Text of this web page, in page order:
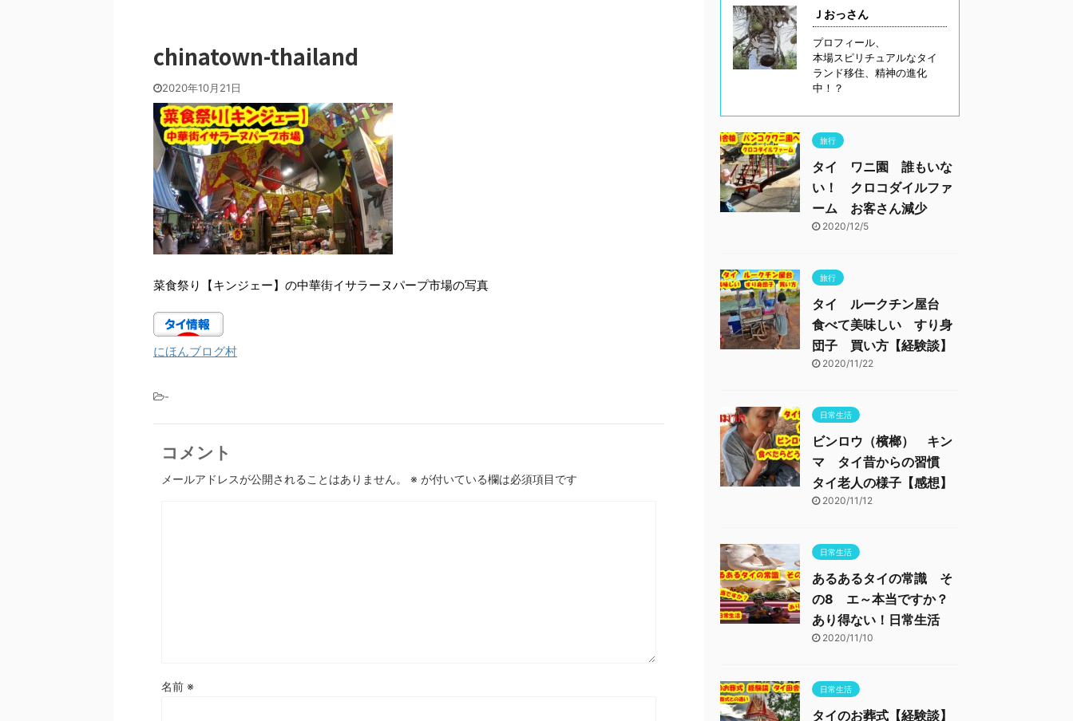
chinatown-thailand
2020年10月21日
菜食祭り【キンジェー】の中華街イサラーヌパープ市場の写真
にほんブログ村
-
コメント
メールアドレスが公開されることはありません。 ※ が付いている欄は必須項目です
名前 ※
Ｊおっさん
プロフィール、
本場スピリチュアルなタイ
ランド移住、精神の進化
中！？
旅行
タイ ワニ園 誰もいな
い！ クロコダイルファ
ーム お客さん減少
2020/12/5
旅行
タイ ルークチン屋台
食べて美味しい すり身
団子 買い方【経験談】
2020/11/22
日常生活
ビンロウ（檳榔） キン
マ タイ昔からの習慣
タイ老人の様子【感想】
2020/11/12
日常生活
あるあるタイの常識 そ
の8 エ～本当ですか？
あり得ない！日常生活
2020/11/10
日常生活
タイのお葬式【経験談】